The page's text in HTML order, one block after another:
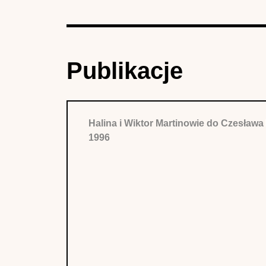
Publikacje
Halina i Wiktor Martinowie do
1996